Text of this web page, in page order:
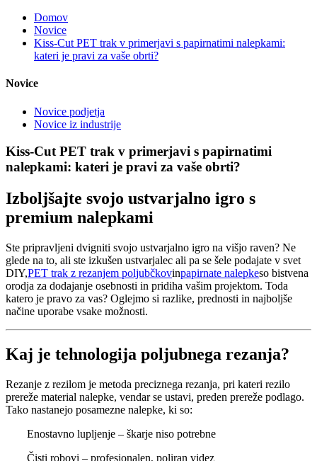
Domov
Novice
Kiss-Cut PET trak v primerjavi s papirnatimi nalepkami:
kateri je pravi za vaše obrti?
Novice
Novice podjetja
Novice iz industrije
Kiss-Cut PET trak v primerjavi s papirnatimi
nalepkami: kateri je pravi za vaše obrti?
Izboljšajte svojo ustvarjalno igro s
premium nalepkami
Ste pripravljeni dvigniti svojo ustvarjalno igro na višjo raven? Ne
glede na to, ali ste izkušen ustvarjalec ali pa se šele podajate v svet
DIY,PET trak z rezanjem poljubčkovinpapirnate nalepkeso bistvena
orodja za dodajanje osebnosti in pridiha vašim projektom. Toda
katero je pravo za vas? Oglejmo si razlike, prednosti in najboljše
načine uporabe vsake možnosti.
Kaj je tehnologija poljubnega rezanja?
Rezanje z rezilom je metoda preciznega rezanja, pri kateri rezilo
prereže material nalepke, vendar se ustavi, preden prereže podlago.
Tako nastanejo posamezne nalepke, ki so:
Enostavno lupljenje – škarje niso potrebne
Čisti robovi – profesionalen, poliran videz